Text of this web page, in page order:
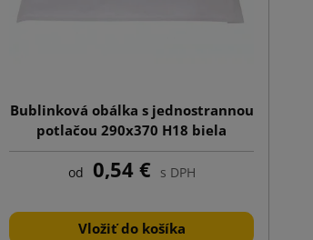
Bublinková obálka s jednostrannou
potlačou 290x370 H18 biela
od 0,54 € s DPH
Vložiť do košíka